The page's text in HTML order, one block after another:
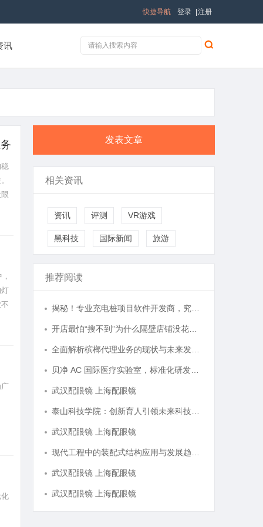
登录 注册
快捷导航
讯
发表文章
相关资讯
资讯 评测 VR游戏
黑科技 国际新闻 旅游
推荐阅读
武汉配眼镜 上海配眼镜
武汉配眼镜 上海配眼镜
武汉配眼镜 上海配眼镜
武汉配眼镜 上海配眼镜